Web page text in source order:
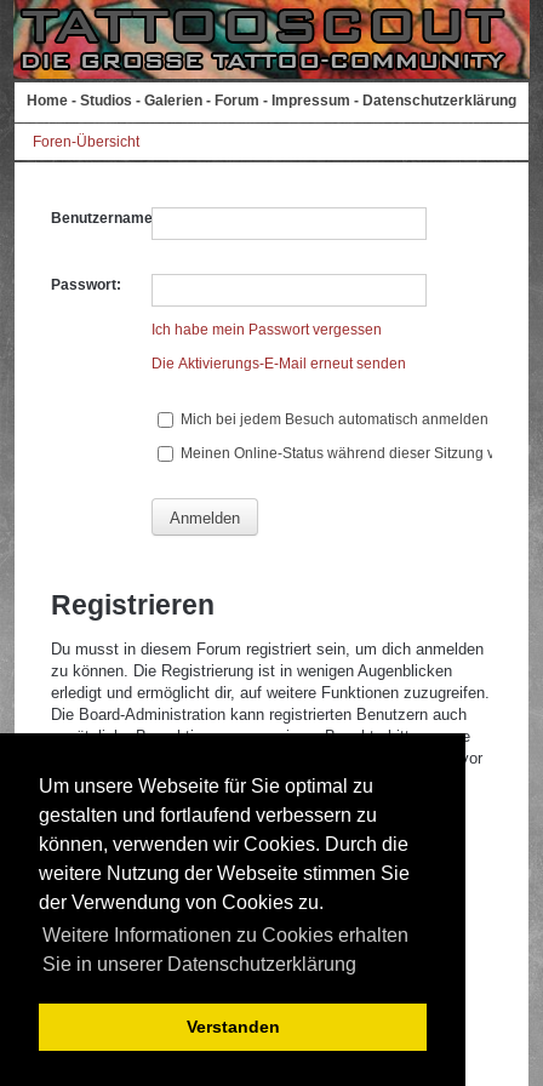
Um unsere Webseite für Sie optimal zu
gestalten und fortlaufend verbessern zu
können, verwenden wir Cookies. Durch die
weitere Nutzung der Webseite stimmen Sie
der Verwendung von Cookies zu.
Weitere Informationen zu Cookies erhalten
Sie in unserer Datenschutzerklärung
Verstanden
Home - Studios - Galerien - Forum - Impressum - Datenschutzerklärung
Foren-Übersicht
Benutzername:
Passwort:
Ich habe mein Passwort vergessen
Die Aktivierungs-E-Mail erneut senden
Mich bei jedem Besuch automatisch anmelden
Meinen Online-Status während dieser Sitzung
Registrieren
Du musst in diesem Forum registriert sein, um dich anmelden
zu können. Die Registrierung ist in wenigen Augenblicken
erledigt und ermöglicht dir, auf weitere Funktionen zuzugreifen.
Die Board-Administration kann registrierten Benutzern auch
zusätzliche Berechtigungen zuweisen. Beachte bitte unsere
Nutzungsbedingungen und die verwandten Regelungen, bevor
du dich registrierst. Bitte beachte auch die jeweiligen
Forenregeln, wenn du dich in diesem Board bewegst.
Nutzungsbedingungen|Datenschutzrichtlinie
Registrieren
Foren-Übersicht
Deutsche Übersetzung durchphpBB.de